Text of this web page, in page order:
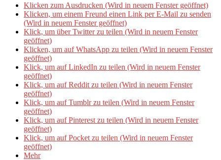
Klicken zum Ausdrucken (Wird in neuem Fenster geöffnet)
Klicken, um einem Freund einen Link per E-Mail zu senden
(Wird in neuem Fenster geöffnet)
Klick, um über Twitter zu teilen (Wird in neuem Fenster
geöffnet)
Klicken, um auf WhatsApp zu teilen (Wird in neuem Fenster
geöffnet)
Klick, um auf LinkedIn zu teilen (Wird in neuem Fenster
geöffnet)
Klick, um auf Reddit zu teilen (Wird in neuem Fenster
geöffnet)
Klick, um auf Tumblr zu teilen (Wird in neuem Fenster
geöffnet)
Klick, um auf Pinterest zu teilen (Wird in neuem Fenster
geöffnet)
Klick, um auf Pocket zu teilen (Wird in neuem Fenster
geöffnet)
Mehr